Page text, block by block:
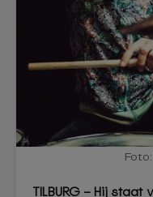
TILBURG – Hij